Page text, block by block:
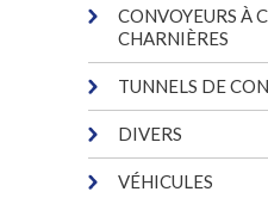
CONVOYEURS À
CHARNIÈRES
TUNNELS DE
DIVERS
VÉHICULES